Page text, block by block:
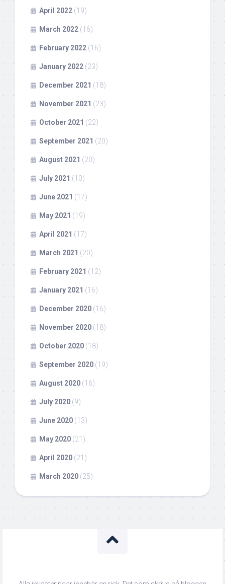
April 2022 (19)
March 2022 (16)
February 2022 (16)
January 2022 (23)
December 2021 (18)
November 2021 (23)
October 2021 (22)
September 2021 (20)
August 2021 (20)
July 2021 (10)
June 2021 (17)
May 2021 (19)
April 2021 (17)
March 2021 (20)
February 2021 (12)
January 2021 (16)
December 2020 (16)
November 2020 (18)
October 2020 (18)
September 2020 (19)
August 2020 (16)
July 2020 (9)
June 2020 (13)
May 2020 (21)
April 2020 (21)
March 2020 (25)